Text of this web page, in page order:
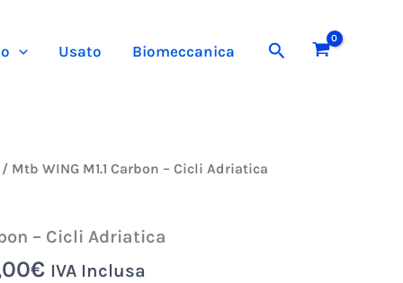
Usato Biomeccanica Cerca
/ Mtb WING M1.1 Carbon – Cicli Adriatica
– Cicli Adriatica
€
Il
è:
1.400,00€.
IVA Inclusa
1.750,00€.1.400,00€.